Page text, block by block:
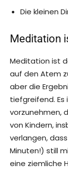
Die kleinen
Meditation
Meditation ist
auf den Atem
aber die
tiefgreifend. Es
vorzunehmen,
von Kindern,
verlangen,
Minuten!) still
eine ziemliche